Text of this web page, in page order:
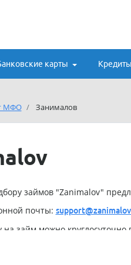
карты Кредиты
МФО Занималов
займов "Zanimalov"
почты:
на займ можно круглосуточно
позиционирует себя как